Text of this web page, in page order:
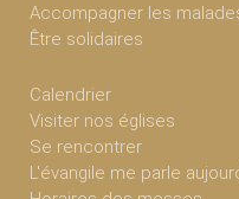
Accompagner les
Être solidaires
Calendrier
Visiter nos églises
Se rencontrer
L'évangile me parle